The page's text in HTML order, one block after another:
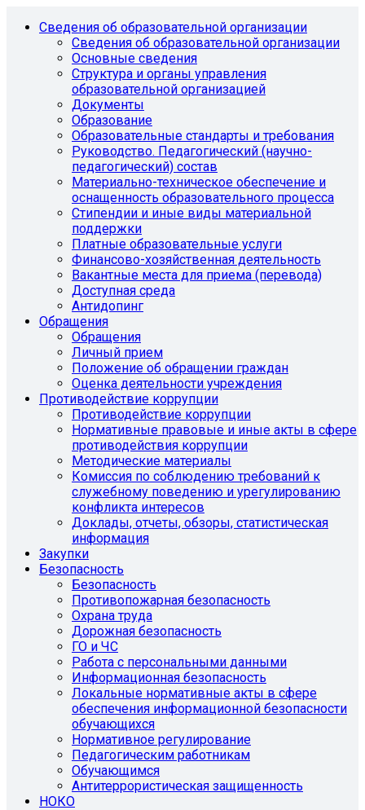
Сведения об образовательной организации
Сведения об образовательной организации
Основные сведения
Структура и органы управления
образовательной организацией
Документы
Образование
Образовательные стандарты и требования
Руководство. Педагогический (научно-
педагогический) состав
Материально-техническое обеспечение и
оснащенность образовательного процесса
Стипендии и иные виды материальной
поддержки
Платные образовательные услуги
Финансово-хозяйственная деятельность
Вакантные места для приема (перевода)
Доступная среда
Антидопинг
Обращения
Обращения
Личный прием
Положение об обращении граждан
Оценка деятельности учреждения
Противодействие коррупции
Противодействие коррупции
Нормативные правовые и иные акты в сфере
противодействия коррупции
Методические материалы
Комиссия по соблюдению требований к
служебному поведению и урегулированию
конфликта интересов
Доклады, отчеты, обзоры, статистическая
информация
Закупки
Безопасность
Безопасность
Противопожарная безопасность
Охрана труда
Дорожная безопасность
ГО и ЧС
Работа с персональными данными
Информационная безопасность
Локальные нормативные акты в сфере
обеспечения информационной безопасности
обучающихся
Нормативное регулирование
Педагогическим работникам
Обучающимся
Антитеррористическая защищенность
НОКО